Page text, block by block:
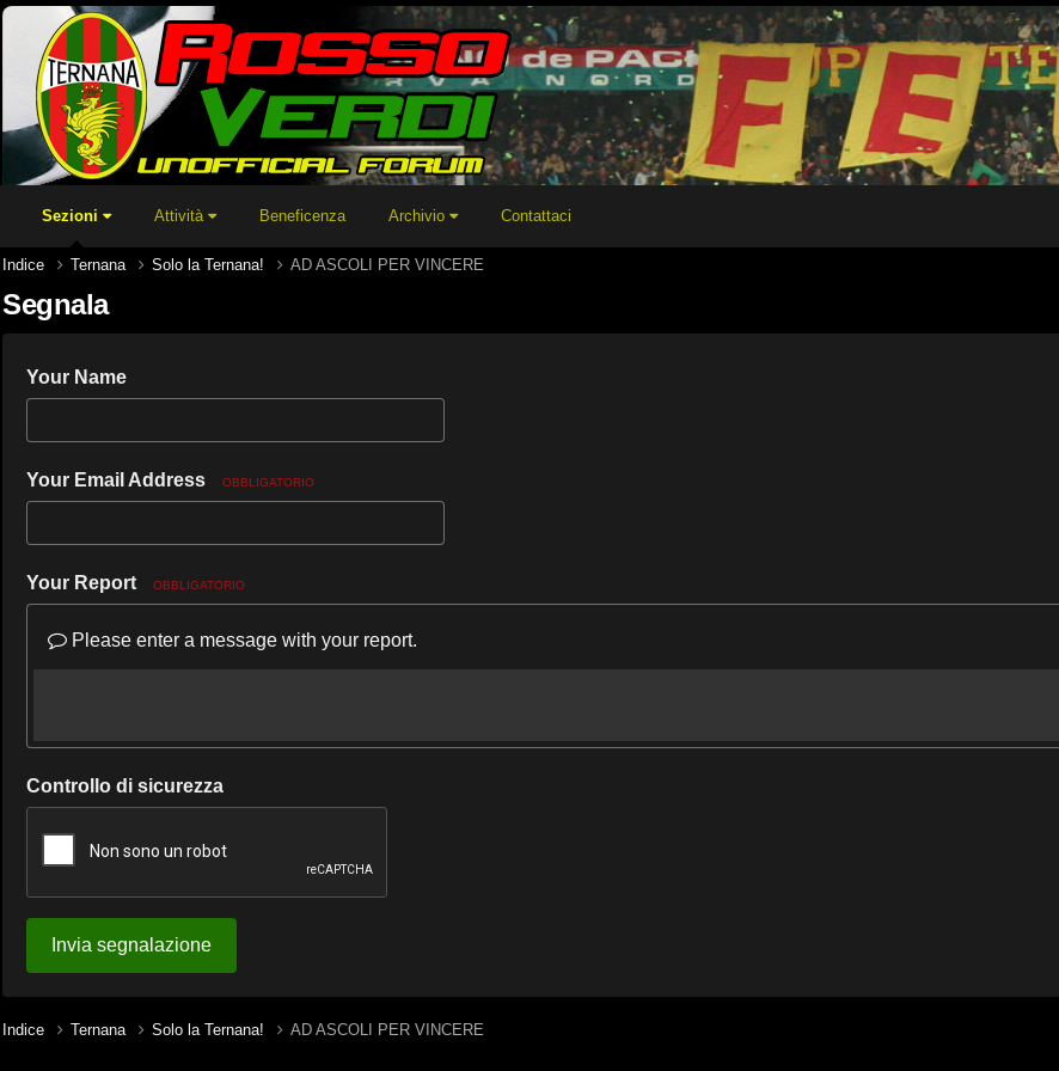
Sezioni Attività Beneficenza Archivio Contattaci
Indice Ternana Solo la Ternana! AD ASCOLI PER VINCERE
Segnala
Your Name
Your Email Address OBBLIGATORIO
Your Report OBBLIGATORIO
Please enter a message with your report.
Controllo di sicurezza
Invia segnalazione
Indice Ternana Solo la Ternana! AD ASCOLI PER VINCERE